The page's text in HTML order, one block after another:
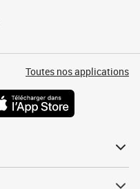
Toutes nos applications